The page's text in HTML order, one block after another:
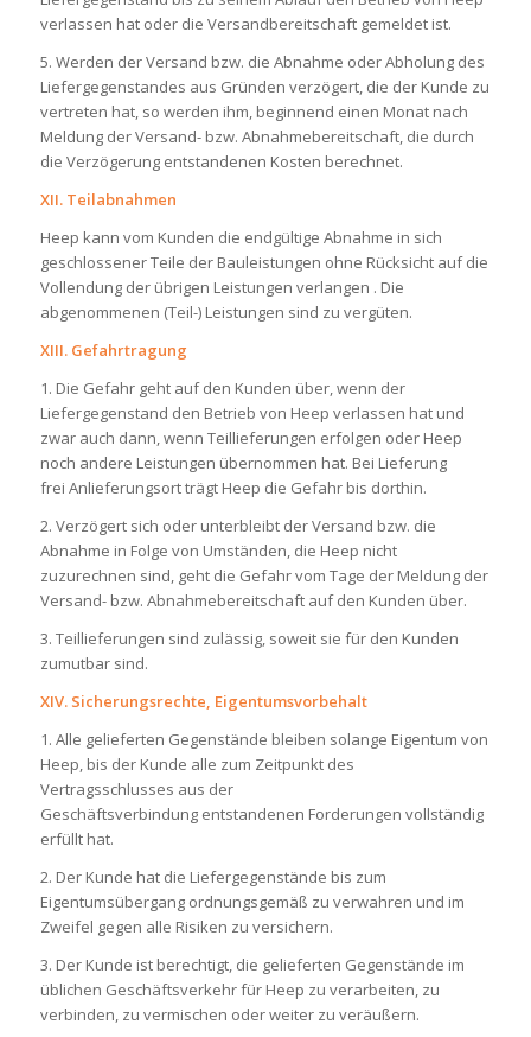
verlassen hat oder die Versandbereitschaft gemeldet ist.
5. Werden der Versand bzw. die Abnahme oder Abholung des
Liefergegenstandes aus Gründen verzögert, die der Kunde zu
vertreten hat, so werden ihm, beginnend einen Monat nach
Meldung der Versand- bzw. Abnahmebereitschaft, die durch
die Verzögerung entstandenen Kosten berechnet.
XII. Teilabnahmen
Heep kann vom Kunden die endgültige Abnahme in sich
geschlossener Teile der Bauleistungen ohne Rücksicht auf die
Vollendung der übrigen Leistungen verlangen . Die
abgenommenen (Teil-) Leistungen sind zu vergüten.
XIII. Gefahrtragung
1. Die Gefahr geht auf den Kunden über, wenn der
Liefergegenstand den Betrieb von Heep verlassen hat und
zwar auch dann, wenn Teillieferungen erfolgen oder Heep
noch andere Leistungen übernommen hat. Bei Lieferung
frei Anlieferungsort trägt Heep die Gefahr bis dorthin.
2. Verzögert sich oder unterbleibt der Versand bzw. die
Abnahme in Folge von Umständen, die Heep nicht
zuzurechnen sind, geht die Gefahr vom Tage der Meldung der
Versand- bzw. Abnahmebereitschaft auf den Kunden über.
3. Teillieferungen sind zulässig, soweit sie für den Kunden
zumutbar sind.
XIV. Sicherungsrechte, Eigentumsvorbehalt
1. Alle gelieferten Gegenstände bleiben solange Eigentum von
Heep, bis der Kunde alle zum Zeitpunkt des
Vertragsschlusses aus der
Geschäftsverbindung entstandenen Forderungen vollständig
erfüllt hat.
2. Der Kunde hat die Liefergegenstände bis zum
Eigentumsübergang ordnungsgemäß zu verwahren und im
Zweifel gegen alle Risiken zu versichern.
3. Der Kunde ist berechtigt, die gelieferten Gegenstände im
üblichen Geschäftsverkehr für Heep zu verarbeiten, zu
verbinden, zu vermischen oder weiter zu veräußern.